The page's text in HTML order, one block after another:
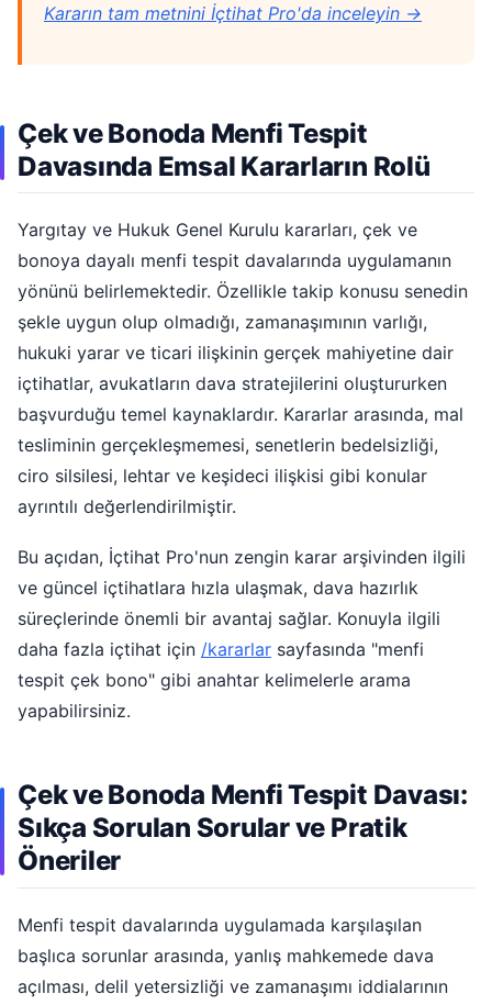
Kararın tam metnini İçtihat Pro'da inceleyin →
Çek ve Bonoda Menfi Tespit
Davasında Emsal Kararların Rolü
Yargıtay ve Hukuk Genel Kurulu kararları, çek ve
bonoya dayalı menfi tespit davalarında uygulamanın
yönünü belirlemektedir. Özellikle takip konusu senedin
şekle uygun olup olmadığı, zamanaşımının varlığı,
hukuki yarar ve ticari ilişkinin gerçek mahiyetine dair
içtihatlar, avukatların dava stratejilerini oluştururken
başvurduğu temel kaynaklardır. Kararlar arasında, mal
tesliminin gerçekleşmemesi, senetlerin bedelsizliği,
ciro silsilesi, lehtar ve keşideci ilişkisi gibi konular
ayrıntılı değerlendirilmiştir.
Bu açıdan, İçtihat Pro'nun zengin karar arşivinden ilgili
ve güncel içtihatlara hızla ulaşmak, dava hazırlık
süreçlerinde önemli bir avantaj sağlar. Konuyla ilgili
daha fazla içtihat için /kararlar sayfasında "menfi
tespit çek bono" gibi anahtar kelimelerle arama
yapabilirsiniz.
Çek ve Bonoda Menfi Tespit Davası:
Sıkça Sorulan Sorular ve Pratik
Öneriler
Menfi tespit davalarında uygulamada karşılaşılan
başlıca sorunlar arasında, yanlış mahkemede dava
açılması, delil yetersizliği ve zamanaşımı iddialarının